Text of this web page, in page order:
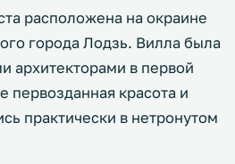
расположена на окраине
города Лодзь. Вилла была
архитекторами в первой
первозданная красота и
практически в нетронутом